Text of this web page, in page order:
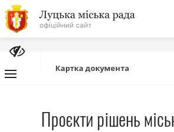
На
головну
сайту
Про місто
Картка документа
Проєкти рішень